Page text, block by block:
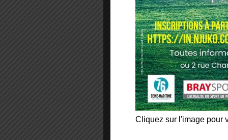
Cliquez sur l'image pour